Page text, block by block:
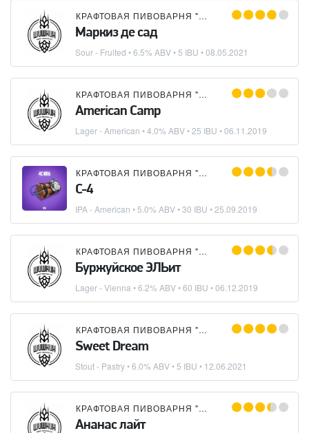
КРАФТОВАЯ ПИВОВАРНЯ "ШИШКИН"
Маркиз де сад
Sour - Fruited • 6.5% ABV • 5 IBU •08.05.2021
КРАФТОВАЯ ПИВОВАРНЯ "ШИШКИН"
American Camp
Lager - American • 4.0% ABV • 25 IBU •06.11.2019
КРАФТОВАЯ ПИВОВАРНЯ "ШИШКИН"
C-4
IPA - American • 5.0% ABV • 30 IBU •25.09.2019
КРАФТОВАЯ ПИВОВАРНЯ "ШИШКИН"
Буржуйское ЭЛЬит
Lager - Vienna • 6.2% ABV • 60 IBU •06.12.2019
КРАФТОВАЯ ПИВОВАРНЯ "ШИШКИН"
Sweet Dream
Stout - Pastry• 6.0% ABV • 5 IBU • 12.06.2021
КРАФТОВАЯ ПИВОВАРНЯ "ШИШКИН"
Ананас лайт